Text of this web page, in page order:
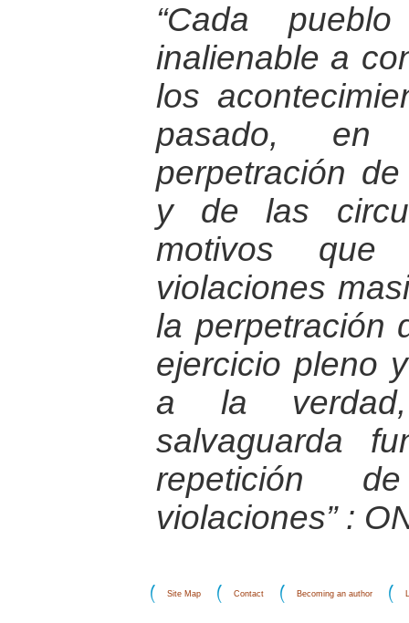
“Cada
inalienable a
los
pasado,
perpetración
y de las
motivos que
violaciones
la perpetración
ejercicio pleno
a la verdad,
salvaguarda
repetición
violaciones” :
Site Map Contact Becoming an author